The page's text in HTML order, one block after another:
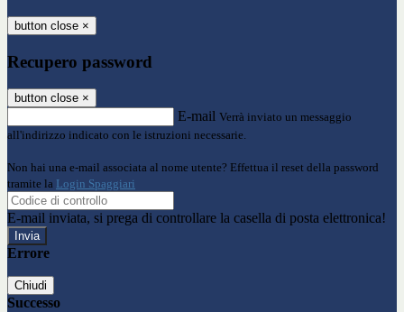
button close ×
Recupero password
button close ×
E-mail Verrà inviato un messaggio
all'indirizzo indicato con le istruzioni necessarie.
Non hai una e-mail associata al nome utente? Effettua il reset della password
tramite la Login Spaggiari
E-mail inviata, si prega di controllare la casella di posta elettronica!
Errore
Chiudi
Successo